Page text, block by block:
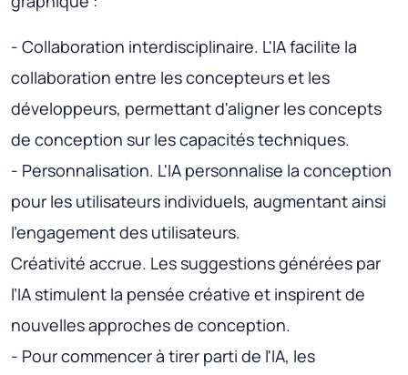
- Collaboration interdisciplinaire. L'IA facilite la
collaboration entre les concepteurs et les
développeurs, permettant d'aligner les concepts
de conception sur les capacités techniques.
- Personnalisation. L'IA personnalise la conception
pour les utilisateurs individuels, augmentant ainsi
l'engagement des utilisateurs.
Créativité accrue. Les suggestions générées par
l’IA stimulent la pensée créative et inspirent de
nouvelles approches de conception.
- Pour commencer à tirer parti de l'IA, les